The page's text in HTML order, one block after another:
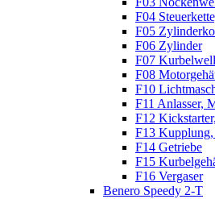
F04
F05
F06 Zylinder
F07
F08
F10
F11 Anlasser,
F12
F13 Kupplung,
F14 Getriebe
F15
F16 Vergaser
Benero Speedy 2-T